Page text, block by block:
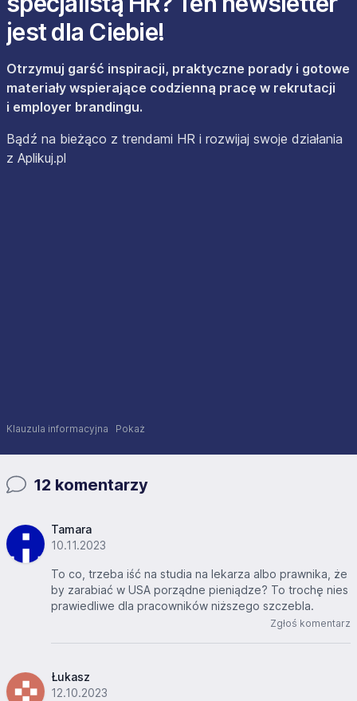
jest dla Ciebie!
Otrzymuj garść inspiracji, praktyczne porady i gotowe
materiały wspierające codzienną pracę w rekrutacji
i employer brandingu.
Bądź na bieżąco z trendami HR i rozwijaj swoje działania
z Aplikuj.pl
Klauzula informacyjna Pokaż
12 komentarzy
Tamara
10.11.2023
To co, trzeba iść na studia na lekarza albo prawnika, że
by zarabiać w USA porządne pieniądze? To trochę nies
prawiedliwe dla pracowników niższego szczebla.
Zgłoś komentarz
Łukasz
12.10.2023